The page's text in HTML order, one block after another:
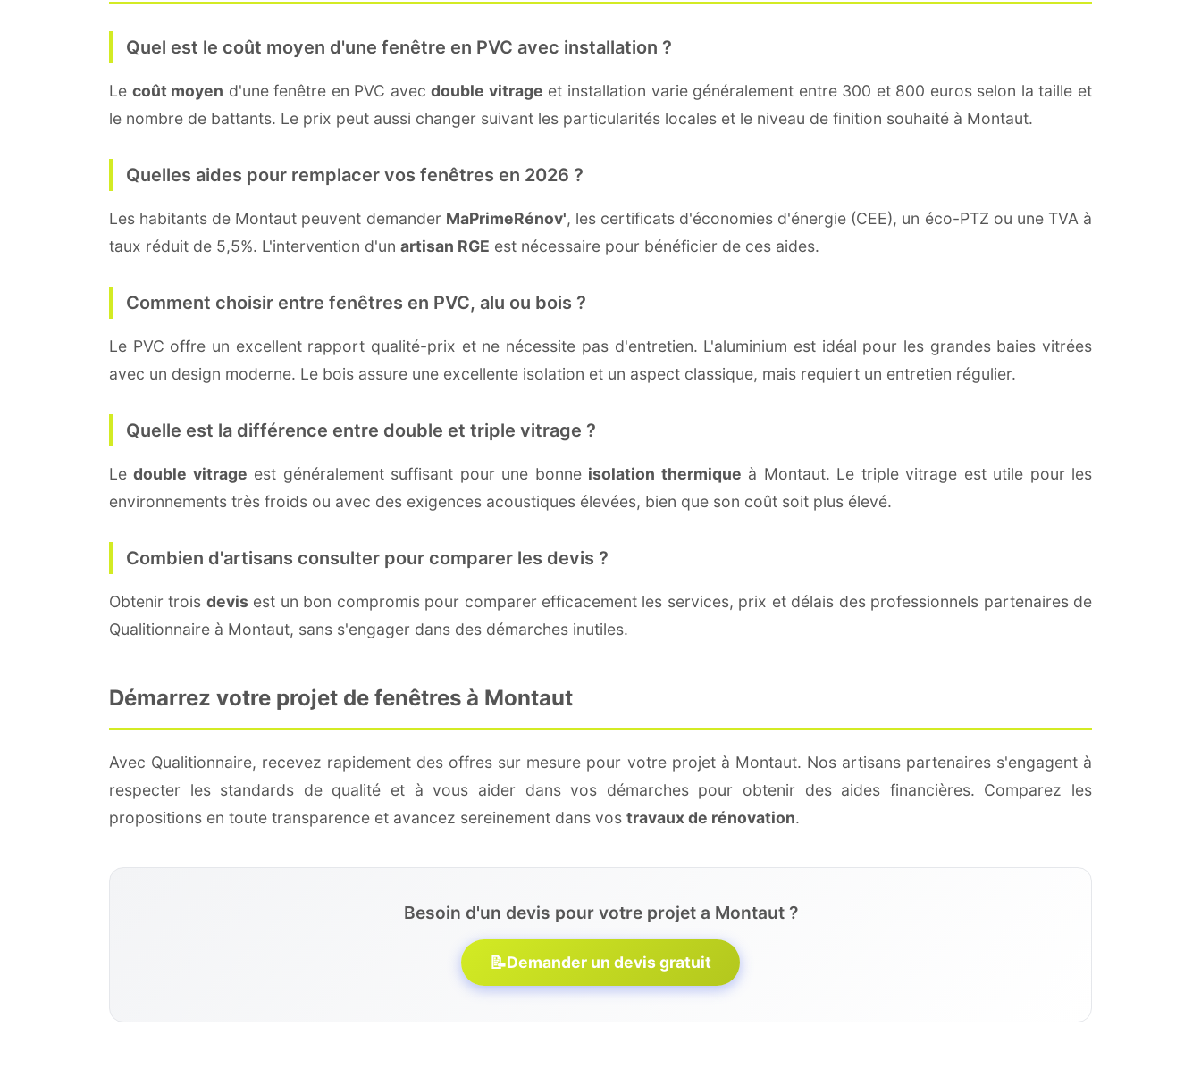
Quel est le coût moyen d'une fenêtre en PVC avec installation ?
Le coût moyen d'une fenêtre en PVC avecdouble vitrage et installation varie généralement entre 300 et 800 euros selon la taille et
le nombre de battants. Le prix peut aussi changer suivant les particularités locales et le niveau de finition souhaité à Montaut.
Quelles aides pour remplacer vos fenêtres en 2026 ?
Les habitants de Montaut peuvent demander MaPrimeRénov', les certificats d'économies d'énergie (CEE), un éco-PTZ ou une TVA à
taux réduit de 5,5%. L'intervention d'un artisan RGE est nécessaire pour bénéficier de ces aides.
Comment choisir entre fenêtres en PVC, alu ou bois ?
Le PVC offre un excellent rapport qualité-prix et ne nécessite pas d'entretien. L'aluminium est idéal pour les grandes baies vitrées
avec un design moderne. Le bois assure une excellente isolation et un aspect classique, mais requiert un entretien régulier.
Quelle est la différence entre double et triple vitrage ?
Ledouble vitrage est généralement suffisant pour une bonne isolation thermique à Montaut. Le triple vitrage est utile pour les
environnements très froids ou avec des exigences acoustiques élevées, bien que son coût soit plus élevé.
Combien d'artisans consulter pour comparer les devis ?
Obtenir trois devisest un bon compromis pour comparer efficacement les services, prix et délais des professionnels partenaires de
Qualitionnaire à Montaut, sans s'engager dans des démarches inutiles.
Démarrez votre projet de fenêtres à Montaut
Avec Qualitionnaire, recevez rapidement des offres sur mesure pour votre projet à Montaut. Nos artisans partenaires s'engagent à
respecter les standards de qualité et à vous aider dans vos démarches pour obtenir des aides financières. Comparez les
propositions en toute transparence et avancez sereinement dans vos travaux de rénovation.
Besoin d'un devis pour votre projet a Montaut ?
📝Demander un devis gratuit